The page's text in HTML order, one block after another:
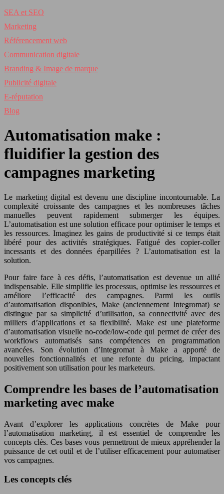
SEA et SEO
Marketing
Référencement web
Communication digitale
Branding & Image de marque
Publicité digitale
E-réputation
Blog
Automatisation make :
fluidifier la gestion des
campagnes marketing
Le marketing digital est devenu une discipline incontournable. La
complexité croissante des campagnes et les nombreuses tâches
manuelles peuvent rapidement submerger les équipes.
L’automatisation est une solution efficace pour optimiser le temps et
les ressources. Imaginez les gains de productivité si ce temps était
libéré pour des activités stratégiques. Fatigué des copier-coller
incessants et des données éparpillées ? L’automatisation est la
solution.
Pour faire face à ces défis, l’automatisation est devenue un allié
indispensable. Elle simplifie les processus, optimise les ressources et
améliore l’efficacité des campagnes. Parmi les outils
d’automatisation disponibles, Make (anciennement Integromat) se
distingue par sa simplicité d’utilisation, sa connectivité avec des
milliers d’applications et sa flexibilité. Make est une plateforme
d’automatisation visuelle no-code/low-code qui permet de créer des
workflows automatisés sans compétences en programmation
avancées. Son évolution d’Integromat à Make a apporté de
nouvelles fonctionnalités et une refonte du pricing, impactant
positivement son utilisation pour les marketeurs.
Comprendre les bases de l’automatisation
marketing avec make
Avant d’explorer les applications concrètes de Make pour
l’automatisation marketing, il est essentiel de comprendre les
concepts clés. Ces bases vous permettront de mieux appréhender la
puissance de cet outil et de l’utiliser efficacement pour automatiser
vos campagnes.
Les concepts clés